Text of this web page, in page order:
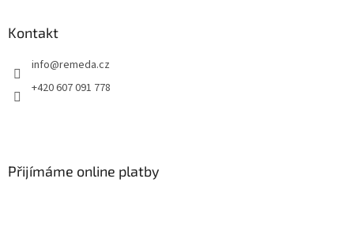
Kontakt
info@remeda.cz
+420 607 091 778
Přijímáme online platby